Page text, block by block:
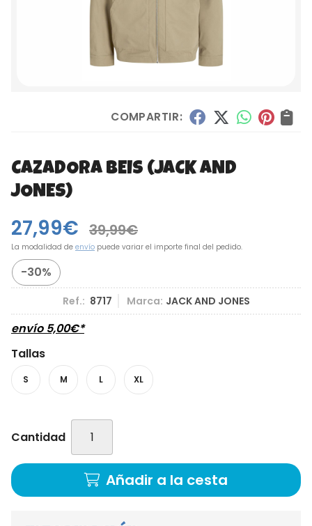
COMPARTIR:
CAZADORA BEIS (JACK AND
JONES)
27,99€ 39,99€
La modalidad de envío puede variar el importe final del pedido.
-30%
Ref.: 8717 Marca: JACK AND JONES
envío 5,00€*
Tallas
S M L XL
Cantidad
Añadir a la cesta